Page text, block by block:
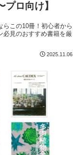
ロ向け】
この10冊！初心者から
必見のおすすめ書籍を厳
2025.11.06